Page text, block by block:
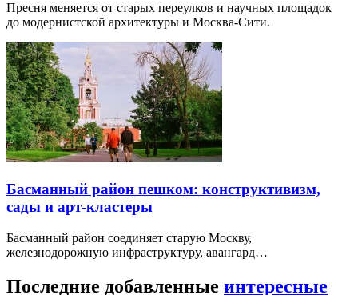
Пресня меняется от старых переулков и научных площадок
до модернистской архитектуры и Москва-Сити.
Басманный район пешком: конструктивизм,
сады и арт-кластеры
Басманный район соединяет старую Москву,
железнодорожную инфраструктуру, авангард…
Последние добавленные интересные